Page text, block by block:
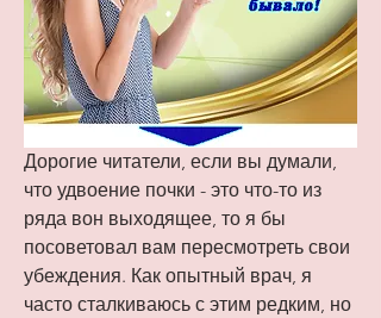
Дорогие читатели, если вы думали,
что удвоение почки - это что-то из
ряда вон выходящее, то я бы
посоветовал вам пересмотреть свои
убеждения. Как опытный врач, я
часто сталкиваюсь с этим редким, но